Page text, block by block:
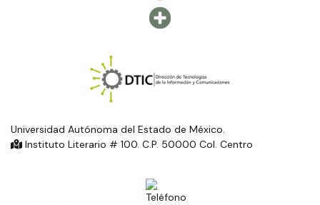
Universidad Autónoma del Estado de México.
Instituto Literario # 100. C.P. 50000 Col. Centro